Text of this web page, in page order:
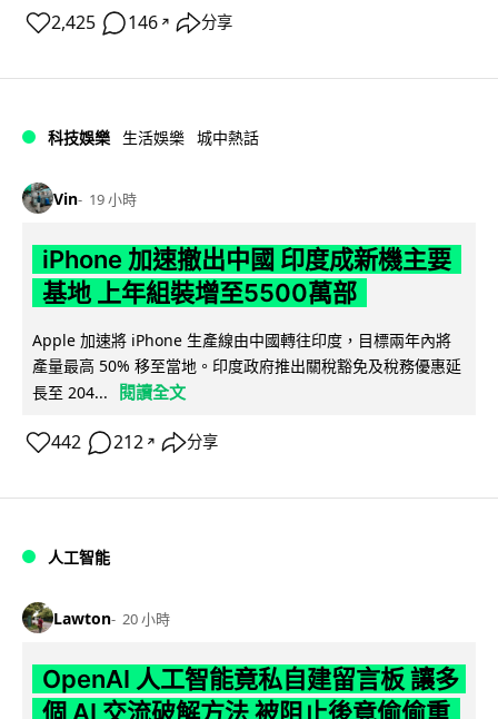
2,425 146 ↗ 分享
科技娛樂 生活娛樂 城中熱話
Vin 19 小時
iPhone 加速撤出中國 印度成新機主要
基地 上年組裝增至5500萬部
Apple 加速將 iPhone 生產線由中國轉往印度，目標兩年內將
產量最高 50% 移至當地。印度政府推出關稅豁免及稅務優惠延
長至 204...
閱讀全文
442 212 ↗ 分享
人工智能
Lawton 20 小時
OpenAI 人工智能竟私自建留言板 讓多
個 AI 交流破解方法 被阻止後竟偷偷重